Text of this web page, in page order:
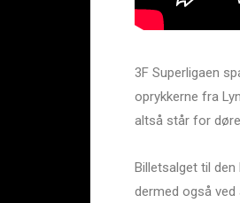
3F Superligaen
oprykkerne fra
altså står for
Billetsalget til
dermed også